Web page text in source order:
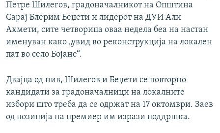
Петре Шилегов, градоначалникот на Општина
Сарај Блерим Беџети и лидерот на ДУИ Али
Ахмети, сите четворица оваа недела беа на настан
именуван како „увид во реконструкција на локален
пат во село Бојане“.
Двајца од нив, Шилегов и Беџети се повторно
кандидати за градоначалници на локалните
избори што треба да се одржат на 17 октомври. Заев
од позиција на премиер им изрази поддршка.